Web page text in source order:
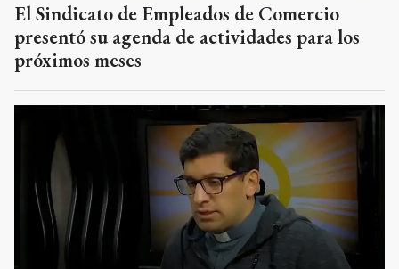
El Sindicato de Empleados de Comercio
presentó su agenda de actividades para los
próximos meses